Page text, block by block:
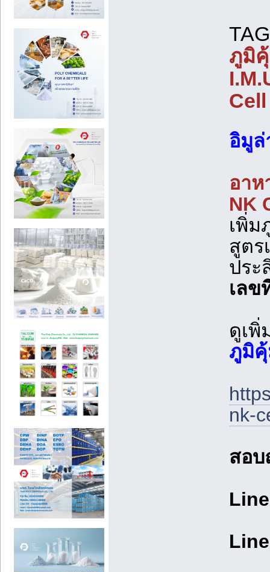
ภูมิ
อิมูล่
อาห
NK
เพิ่ม
สูตร
ประ
เล
ดูเ
ภูมิคุ้
nk-
สอ